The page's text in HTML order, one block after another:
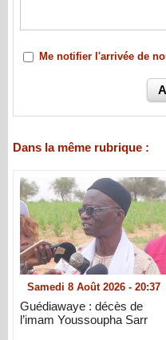
Me notifier l'arrivée de
Dans la même rubrique :
Samedi 8 Août 2026 - 20:37
Guédiawaye : décès de
l’imam Youssoupha Sarr